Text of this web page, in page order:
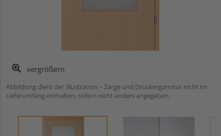
vergrößern
Abbildung dient der Illustration – Zarge und Drückergarnitur nicht im
Lieferumfang enthalten, sofern nicht anders angegeben.